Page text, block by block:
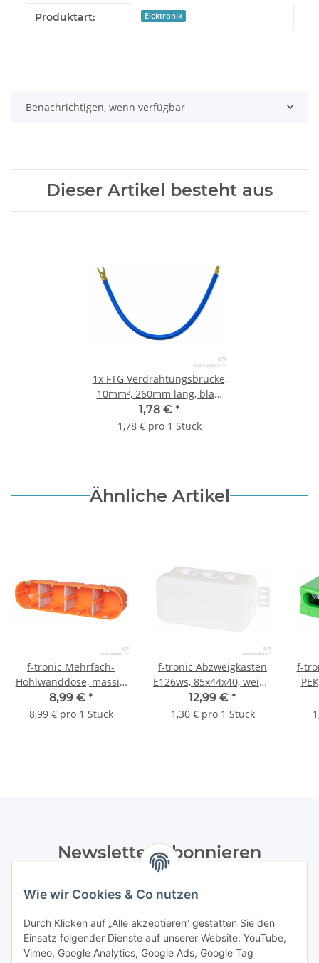
Wie wir Cookies & Co nutzen
Durch Klicken auf „Alle akzeptieren“ gestatten Sie den
Einsatz folgender Dienste auf unserer Website: YouTube,
Vimeo, Google Analytics, Google Ads, Google Tag
Produkteigenschaft
Wert
Produktart: Elektronik
Benachrichtigen, wenn verfügbar
Dieser Artikel besteht aus
1x FTG Verdrahtungsbrücke,
10mm², 260mm lang, blau,
1x Gabelkabelschuh, 1x
Aderendhülse
1,78 € *
1,78 € pro 1 Stück
Ähnliche Artikel
f-tronic Mehrfach-
Hohlwanddose, massiv,
HW40, 4-fach, 1 Stück
8,99 € *
8,99 € pro 1 Stück
f-tronic Abzweigkasten
E126ws, 85x44x40, weiß -
10 Stück
12,99 € *
1,30 € pro 1 Stück
f-
Newsletter Abonnieren
Datenschutzerklärungregelmäßig und jederzeit widerruflich
Abonnieren